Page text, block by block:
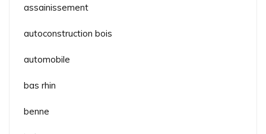
assainissement
autoconstruction bois
automobile
bas rhin
benne